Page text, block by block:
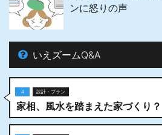
ンに怒りの声
いえズームQ&A
4 設計・プラン
家相、風水を踏まえた家づくり？